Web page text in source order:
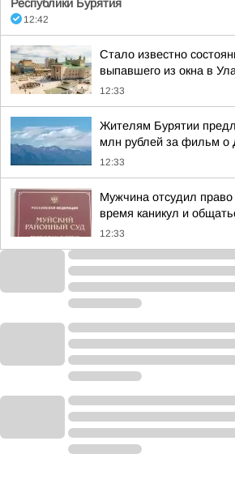
Республики Бурятия
12:42
Стало известно
выпавшего из окна в
12:33
Жителям Бурятии
млн рублей за фильм о
12:33
Мужчина отсудил
время каникул и
12:33